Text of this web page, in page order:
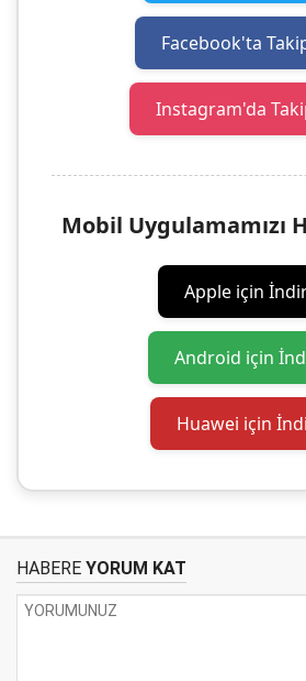
Facebook'ta
Instagram'da
Mobil Uygulamamızı
Apple için
Android için
Huawei için
HABERE YORUM KAT